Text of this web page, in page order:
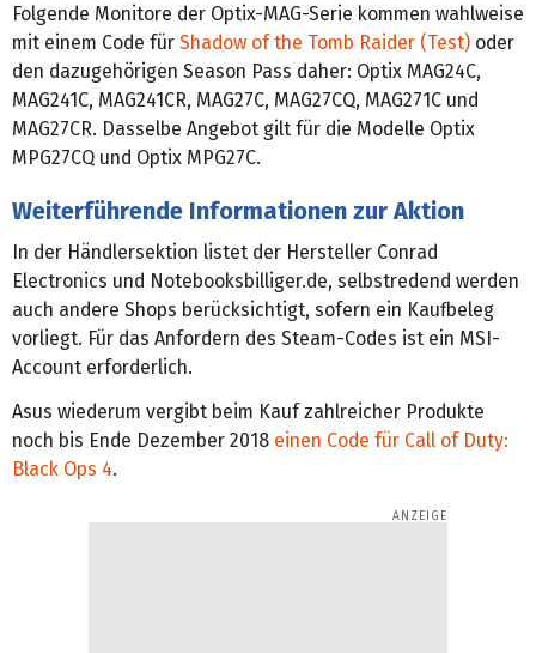
Folgende Monitore der Optix-MAG-Serie kommen wahlweise
mit einem Code für Shadow of the Tomb Raider (Test) oder
den dazugehörigen Season Pass daher: Optix MAG24C,
MAG241C, MAG241CR, MAG27C, MAG27CQ, MAG271C und
MAG27CR. Dasselbe Angebot gilt für die Modelle Optix
MPG27CQ und Optix MPG27C.
Weiterführende Informationen zur Aktion
In der Händlersektion listet der Hersteller Conrad
Electronics und Notebooksbilliger.de, selbstredend werden
auch andere Shops berücksichtigt, sofern ein Kaufbeleg
vorliegt. Für das Anfordern des Steam-Codes ist ein MSI-
Account erforderlich.
Asus wiederum vergibt beim Kauf zahlreicher Produkte
noch bis Ende Dezember 2018 einen Code für Call of Duty:
Black Ops 4.